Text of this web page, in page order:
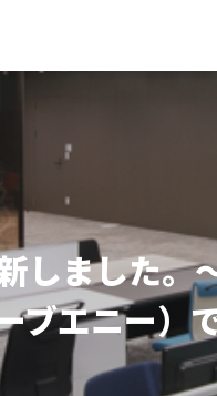
しました
ブエニー）